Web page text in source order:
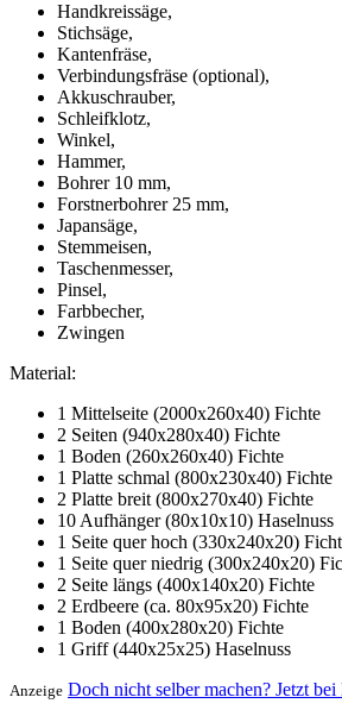
Handkreissäge,
Stichsäge,
Kantenfräse,
Verbindungsfräse (optional),
Akkuschrauber,
Schleifklotz,
Winkel,
Hammer,
Bohrer 10 mm,
Forstnerbohrer 25 mm,
Japansäge,
Stemmeisen,
Taschenmesser,
Pinsel,
Farbbecher,
Zwingen
Material:
1 Mittelseite (2000x260x40) Fichte
2 Seiten (940x280x40) Fichte
1 Boden (260x260x40) Fichte
1 Platte schmal (800x230x40) Fichte
2 Platte breit (800x270x40) Fichte
10 Aufhänger (80x10x10) Haselnuss
1 Seite quer hoch (330x240x20)
1 Seite quer niedrig (300x240x20)
2 Seite längs (400x140x20) Fichte
2 Erdbeere (ca. 80x95x20) Fichte
1 Boden (400x280x20) Fichte
1 Griff (440x25x25) Haselnuss
Anzeige Doch nicht selber machen? Jetzt